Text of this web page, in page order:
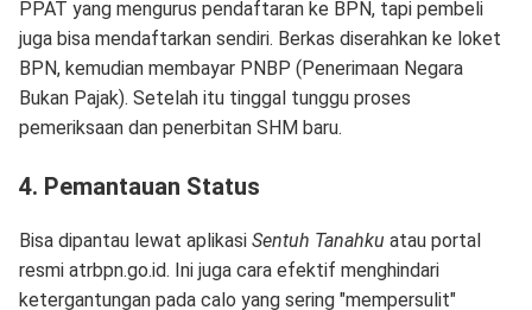
PPAT yang mengurus pendaftaran ke BPN, tapi pembeli
juga bisa mendaftarkan sendiri. Berkas diserahkan ke loket
BPN, kemudian membayar PNBP (Penerimaan Negara
Bukan Pajak). Setelah itu tinggal tunggu proses
pemeriksaan dan penerbitan SHM baru.
4. Pemantauan Status
Bisa dipantau lewat aplikasi Sentuh Tanahku atau portal
resmi atrbpn.go.id. Ini juga cara efektif menghindari
ketergantungan pada calo yang sering "mempersulit"